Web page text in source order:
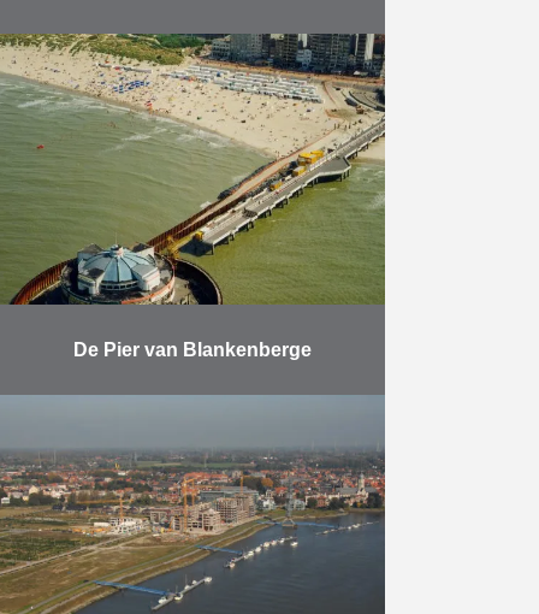
Herbosch-Kiere bouwt een
wachtsteiger met behulp van de
grootste trilhamer ter wereld Aan
de oostzijde van het kanaaldok B3
in de Haven van Antwerpen
bouwde …
Meer
De Pier van Blankenberge
Meer